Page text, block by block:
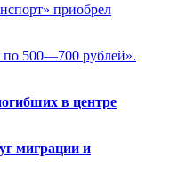
приобрел
по 500—700 рублей».
в центре
миграции и